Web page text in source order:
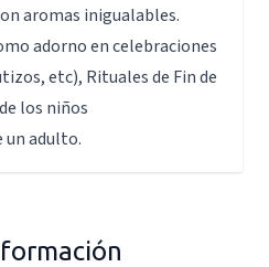
aromas inigualables.
adorno en celebraciones
etc), Rituales de Fin de
los niños
un adulto.